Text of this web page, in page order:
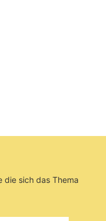
die sich das Thema